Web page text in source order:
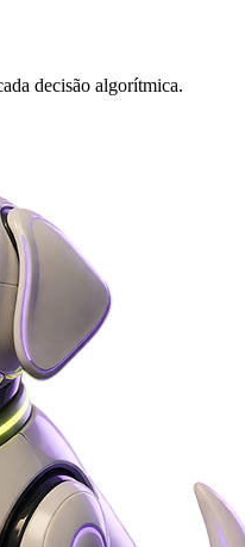
decisão algorítmica.